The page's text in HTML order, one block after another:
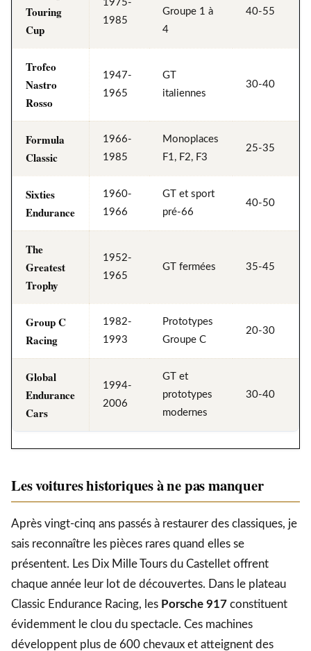
Touring
Cup
1975-
1985
Groupe 1 à
4
40-55
Trofeo
Nastro
Rosso
1947-
1965
GT
italiennes
30-40
Formula
Classic
1966-
1985
Monoplaces
F1, F2, F3
25-35
Sixties
Endurance
1960-
1966
GT et sport
pré-66
40-50
The
Greatest
Trophy
1952-
1965
GT fermées 35-45
Group C
Racing
1982-
1993
Prototypes
Groupe C
20-30
Global
Endurance
Cars
1994-
2006
GT et
prototypes
modernes
30-40
Les voitures historiques à ne pas manquer
Après vingt-cinq ans passés à restaurer des classiques, je
sais reconnaître les pièces rares quand elles se
présentent. Les Dix Mille Tours du Castellet offrent
chaque année leur lot de découvertes. Dans le plateau
Classic Endurance Racing, les Porsche 917 constituent
évidemment le clou du spectacle. Ces machines
développent plus de 600 chevaux et atteignent des